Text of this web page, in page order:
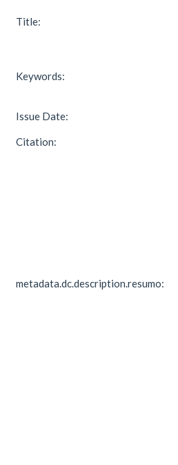
Title:
Keywords:
Issue Date:
Citation:
metadata.dc.description.resumo: